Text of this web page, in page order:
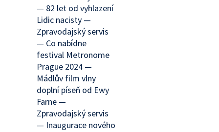
— 82 let od vyhlazení
Lidic nacisty —
Zpravodajský servis
— Co nabídne
festival Metronome
Prague 2024 —
Mádlův film vlny
doplní píseň od Ewy
Farne —
Zpravodajský servis
— Inaugurace nového